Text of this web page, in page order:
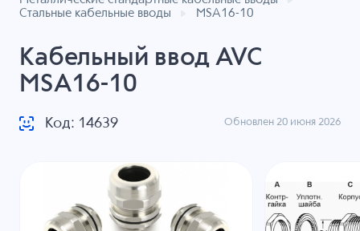
Стальные кабельные вводы
MSA16-10
Кабельный ввод AVC
MSA16-10
Код: 14639 Обновлен 20 июня 2026